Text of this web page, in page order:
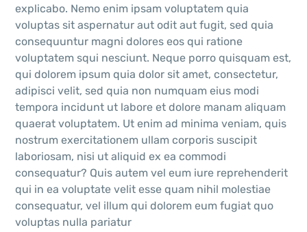
explicabo. Nemo enim ipsam voluptatem quia
voluptas sit aspernatur aut odit aut fugit, sed quia
consequuntur magni dolores eos qui ratione
voluptatem squi nesciunt. Neque porro quisquam est,
qui dolorem ipsum quia dolor sit amet, consectetur,
adipisci velit, sed quia non numquam eius modi
tempora incidunt ut labore et dolore manam aliquam
quaerat voluptatem. Ut enim ad minima veniam, quis
nostrum exercitationem ullam corporis suscipit
laboriosam, nisi ut aliquid ex ea commodi
consequatur? Quis autem vel eum iure reprehenderit
qui in ea voluptate velit esse quam nihil molestiae
consequatur, vel illum qui dolorem eum fugiat quo
voluptas nulla pariatur